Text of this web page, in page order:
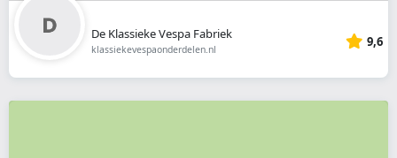
De Klassieke Vespa Fabriek
klassiekevespaonderdelen.nl 9,6